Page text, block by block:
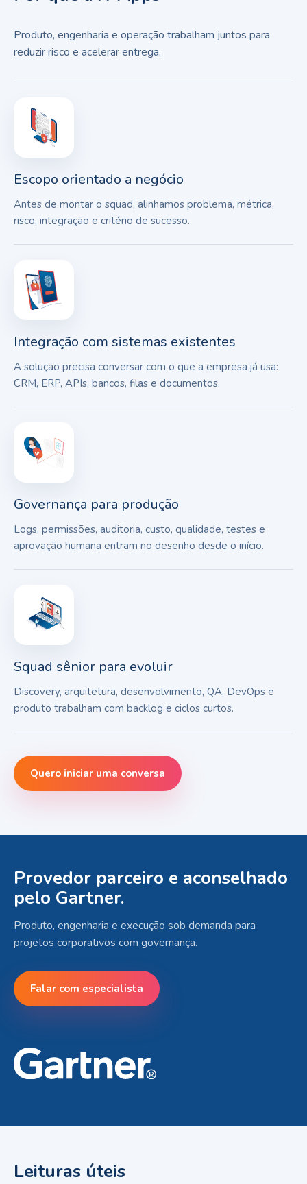
Produto, engenharia e operação trabalham juntos para
reduzir risco e acelerar entrega.
Escopo orientado a negócio
Antes de montar o squad, alinhamos problema, métrica,
risco, integração e critério de sucesso.
Integração com sistemas existentes
A solução precisa conversar com o que a empresa já usa:
CRM, ERP, APIs, bancos, filas e documentos.
Governança para produção
Logs, permissões, auditoria, custo, qualidade, testes e
aprovação humana entram no desenho desde o início.
Squad sênior para evoluir
Discovery, arquitetura, desenvolvimento, QA, DevOps e
produto trabalham com backlog e ciclos curtos.
Quero iniciar uma conversa
Provedor parceiro e aconselhado
pelo Gartner.
Produto, engenharia e execução sob demanda para
projetos corporativos com governança.
Falar com especialista
Leituras úteis